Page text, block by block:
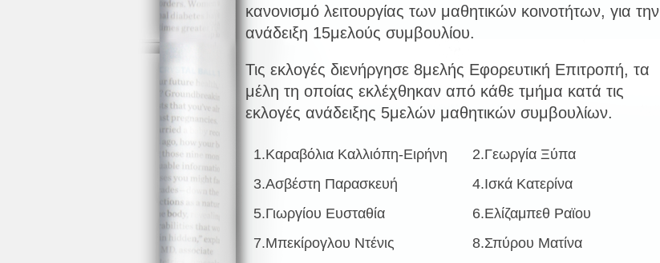
κανονισμό λειτουργίας των μαθητικών κοινοτήτων, για την
ανάδειξη 15μελούς συμβουλίου.
Τις εκλογές διενήργησε 8μελής Εφορευτική Επιτροπή, τα
μέλη τη οποίας εκλέχθηκαν από κάθε τμήμα κατά τις
εκλογές ανάδειξης 5μελών μαθητικών συμβουλίων.
1.Καραβόλια Καλλιόπη-Ειρήνη
2.Γεωργία Ξύπα
3.Ασβέστη Παρασκευή
4.Ισκά Κατερίνα
5.Γιωργίου Ευσταθία
6.Ελίζαμπεθ Ραϊου
7.Μπεκίρογλου Ντένις
8.Σπύρου Ματίνα